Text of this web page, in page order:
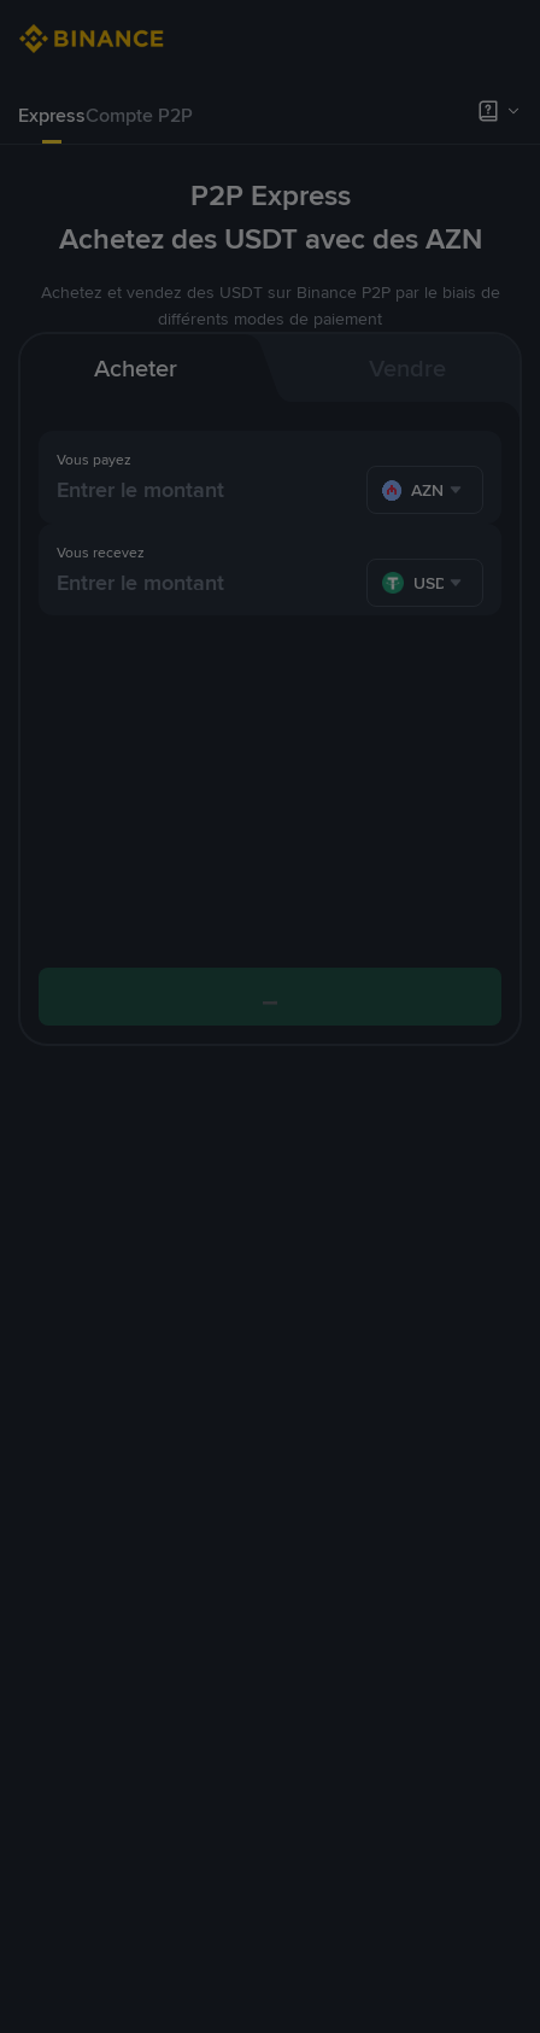
ExpressCompte P2P
P2P Express
Achetez des USDT avec des AZN
Achetez et vendez des USDT sur Binance P2P par le biais de
différents modes de paiement
Acheter
Vous payez
AZN
Vous recevez
USDT